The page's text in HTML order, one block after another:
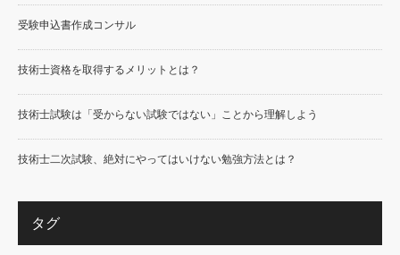
受験申込書作成コンサル
技術士資格を取得するメリットとは？
技術士試験は「受からない試験ではない」ことから理解しよう
技術士二次試験、絶対にやってはいけない勉強方法とは？
タグ